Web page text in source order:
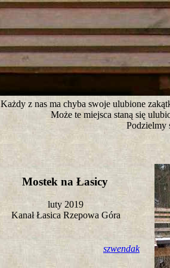
;)
Każdy z nas ma chyba swoje ulubione
Może te miejsca staną się
Podzielmy
Mostek na Łasicy
luty 2019
Kanał Łasica Rzepowa Góra
szwendak